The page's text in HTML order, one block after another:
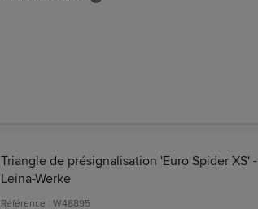
Triangle de présignalisation 'Euro Spider XS' -
Leina-Werke
Référence : W48895